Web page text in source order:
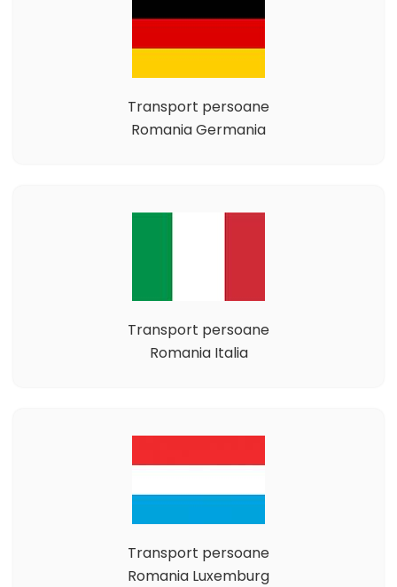
Transport persoane
Romania Germania
Transport persoane
Romania Italia
Transport persoane
Romania Luxemburg